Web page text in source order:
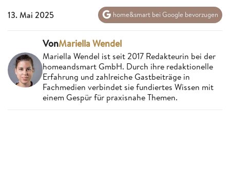
13. Mai 2025 home&smart bei Google bevorzugen
VonMariella Wendel
Mariella Wendel ist seit 2017 Redakteurin bei der
homeandsmart GmbH. Durch ihre redaktionelle
Erfahrung und zahlreiche Gastbeiträge in
Fachmedien verbindet sie fundiertes Wissen mit
einem Gespür für praxisnahe Themen.